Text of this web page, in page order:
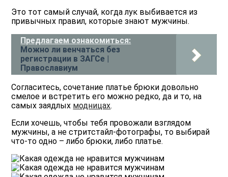
Это тот самый случай, когда лук выбивается из
привычных правил, которые знают мужчины.
Предлагаем ознакомиться:
Можно ли венчаться без
регистрации в ЗАГСе |
Православиум
Согласитесь, сочетание платье брюки довольно
смелое и встретить его можно редко, да и то, на
самых заядлых модницах.
Если хочешь, чтобы тебя провожали взглядом
мужчины, а не стритстайл-фотографы, то выбирай
что-то одно – либо брюки, либо платье.